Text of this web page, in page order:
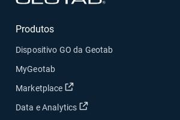
Produtos
Dispositivo GO da Geotab
MyGeotab
Marketplace
Abrir em uma nova janela
Data e Analytics Abrir em uma nova janela